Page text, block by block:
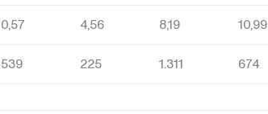
0,57 4,56 8,19 10,99
539 225 1.311 674